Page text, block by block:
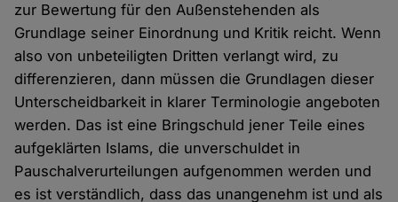
zur Bewertung für den Außenstehenden als
Grundlage seiner Einordnung und Kritik reicht. Wenn
also von unbeteiligten Dritten verlangt wird, zu
differenzieren, dann müssen die Grundlagen dieser
Unterscheidbarkeit in klarer Terminologie angeboten
werden. Das ist eine Bringschuld jener Teile eines
aufgeklärten Islams, die unverschuldet in
Pauschalverurteilungen aufgenommen werden und
es ist verständlich, dass das unangenehm ist und als